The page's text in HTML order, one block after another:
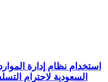
استخدام نظام إدارة
السعودية لاحترام